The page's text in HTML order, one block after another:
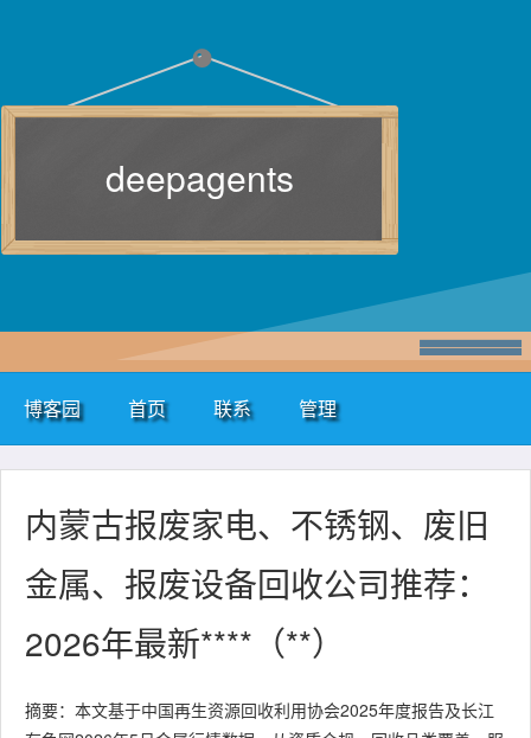
deepagents
博客园 首页 联系 管理
内蒙古报废家电、不锈钢、废旧
金属、报废设备回收公司推荐：
2026年最新****（**）
摘要：本文基于中国再生资源回收利用协会2025年度报告及长江